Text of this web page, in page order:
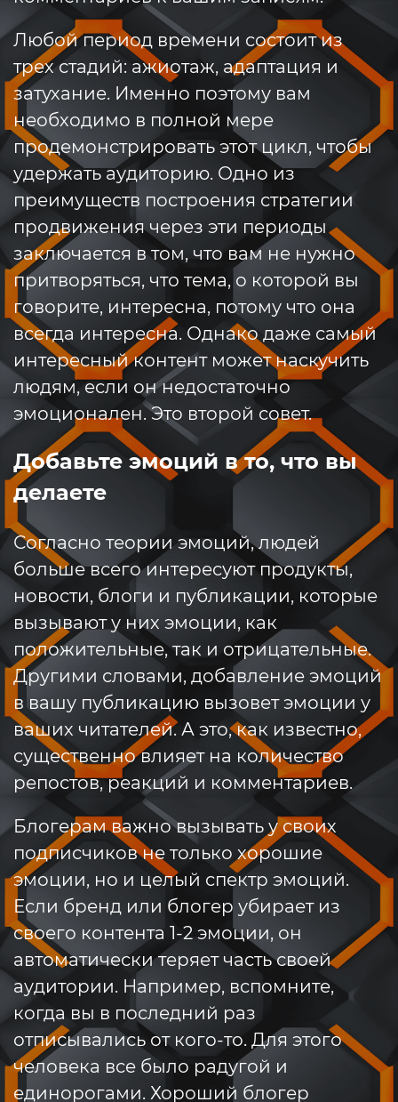
Любой период времени состоит из
трех стадий: ажиотаж, адаптация и
затухание. Именно поэтому вам
необходимо в полной мере
продемонстрировать этот цикл, чтобы
удержать аудиторию. Одно из
преимуществ построения стратегии
продвижения через эти периоды
заключается в том, что вам не нужно
притворяться, что тема, о которой вы
говорите, интересна, потому что она
всегда интересна. Однако даже самый
интересный контент может наскучить
людям, если он недостаточно
эмоционален. Это второй совет.
Добавьте эмоций в то, что вы
делаете
Согласно теории эмоций, людей
больше всего интересуют продукты,
новости, блоги и публикации, которые
вызывают у них эмоции, как
положительные, так и отрицательные.
Другими словами, добавление эмоций
в вашу публикацию вызовет эмоции у
ваших читателей. А это, как известно,
существенно влияет на количество
репостов, реакций и комментариев.
Блогерам важно вызывать у своих
подписчиков не только хорошие
эмоции, но и целый спектр эмоций.
Если бренд или блогер убирает из
своего контента 1-2 эмоции, он
автоматически теряет часть своей
аудитории. Например, вспомните,
когда вы в последний раз
отписывались от кого-то. Для этого
человека все было радугой и
единорогами. Хороший блогер